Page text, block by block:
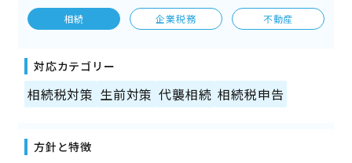
相続 企業税務 不動産
対応カテゴリー
相続税対策 生前対策 代襲相続 相続税申告
方針と特徴